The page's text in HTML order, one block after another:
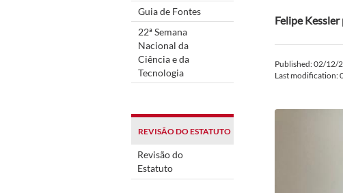
Guia de Fontes
22ª Semana
Nacional da
Ciência e da
Tecnologia
REVISÃO DO ESTATUTO
Revisão do
Estatuto
Felipe
Published: 02/12/
Last modification: